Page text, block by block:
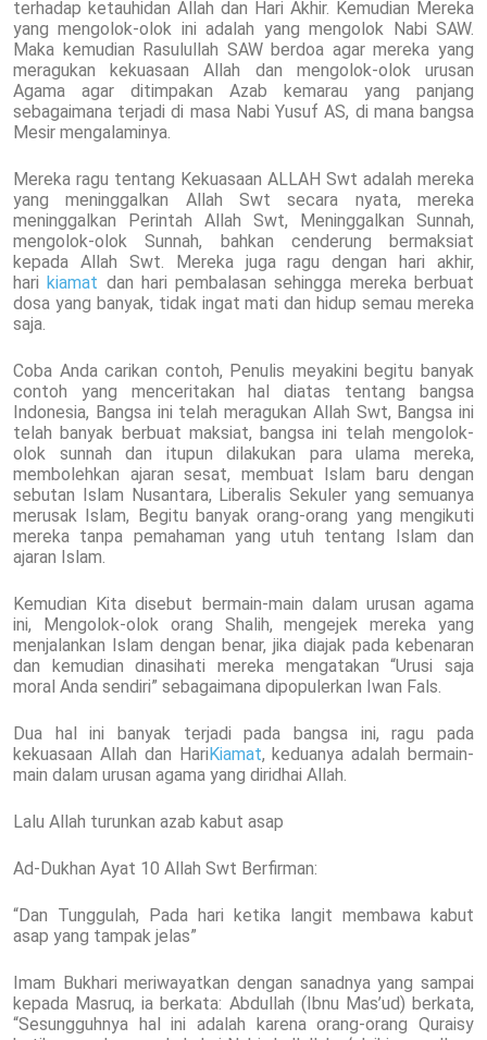
terhadap ketauhidan Allah dan Hari Akhir. Kemudian Mereka
yang mengolok-olok ini adalah yang mengolok Nabi SAW.
Maka kemudian Rasulullah SAW berdoa agar mereka yang
meragukan kekuasaan Allah dan mengolok-olok urusan
Agama agar ditimpakan Azab kemarau yang panjang
sebagaimana terjadi di masa Nabi Yusuf AS, di mana bangsa
Mesir mengalaminya.
Mereka ragu tentang Kekuasaan ALLAH Swt adalah mereka
yang meninggalkan Allah Swt secara nyata, mereka
meninggalkan Perintah Allah Swt, Meninggalkan Sunnah,
mengolok-olok Sunnah, bahkan cenderung bermaksiat
kepada Allah Swt. Mereka juga ragu dengan hari akhir,
harikiamat dan hari pembalasan sehingga mereka berbuat
dosa yang banyak, tidak ingat mati dan hidup semau mereka
saja.
Coba Anda carikan contoh, Penulis meyakini begitu banyak
contoh yang menceritakan hal diatas tentang bangsa
Indonesia, Bangsa ini telah meragukan Allah Swt, Bangsa ini
telah banyak berbuat maksiat, bangsa ini telah mengolok-
olok sunnah dan itupun dilakukan para ulama mereka,
membolehkan ajaran sesat, membuat Islam baru dengan
sebutan Islam Nusantara, Liberalis Sekuler yang semuanya
merusak Islam, Begitu banyak orang-orang yang mengikuti
mereka tanpa pemahaman yang utuh tentang Islam dan
ajaran Islam.
Kemudian Kita disebut bermain-main dalam urusan agama
ini, Mengolok-olok orang Shalih, mengejek mereka yang
menjalankan Islam dengan benar, jika diajak pada kebenaran
dan kemudian dinasihati mereka mengatakan “Urusi saja
moral Anda sendiri” sebagaimana dipopulerkan Iwan Fals.
Dua hal ini banyak terjadi pada bangsa ini, ragu pada
kekuasaan Allah dan HariKiamat, keduanya adalah bermain-
main dalam urusan agama yang diridhai Allah.
Lalu Allah turunkan azab kabut asap
Ad-Dukhan Ayat 10 Allah Swt Berfirman:
“Dan Tunggulah, Pada hari ketika langit membawa kabut
asap yang tampak jelas”
Imam Bukhari meriwayatkan dengan sanadnya yang sampai
kepada Masruq, ia berkata: Abdullah (Ibnu Mas’ud) berkata,
“Sesungguhnya hal ini adalah karena orang-orang Quraisy